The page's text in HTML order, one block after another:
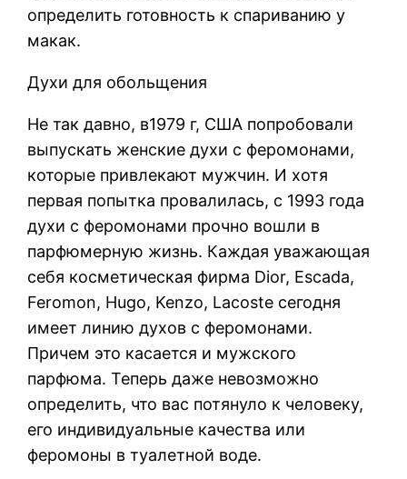
определить готовность к спариванию у
макак.
Духи для обольщения
Не так давно, в1979 г, США попробовали
выпускать женские духи с феромонами,
которые привлекают мужчин. И хотя
первая попытка провалилась, с 1993 года
духи с феромонами прочно вошли в
парфюмерную жизнь. Каждая уважающая
себя косметическая фирма Dior, Escada,
Feromon, Hugo, Kenzo, Lacoste сегодня
имеет линию духов с феромонами.
Причем это касается и мужского
парфюма. Теперь даже невозможно
определить, что вас потянуло к человеку,
его индивидуальные качества или
феромоны в туалетной воде.